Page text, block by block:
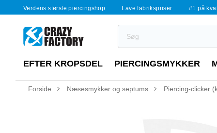
Verdens største piercingshop Lave fabrikspriser #1 på
EFTER KROPSDEL PIERCINGSMYKKER
Forside Næsesmykker og septums Piercing-clicker